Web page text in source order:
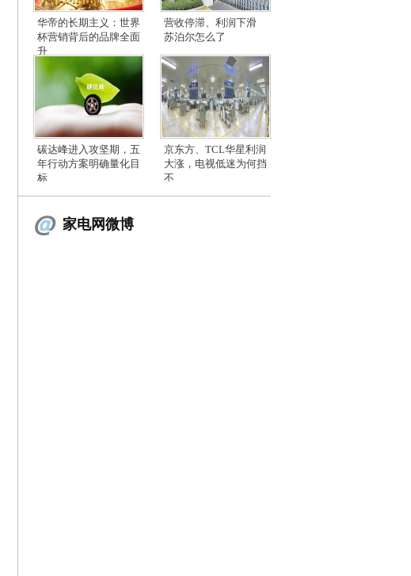
华帝的长期主义：世界
杯营销背后的品牌全面
升
营收停滞、利润下滑
苏泊尔怎么了
碳达峰进入攻坚期，五
年行动方案明确量化目
标
京东方、TCL华星利润
大涨，电视低迷为何挡
不
家电网微博